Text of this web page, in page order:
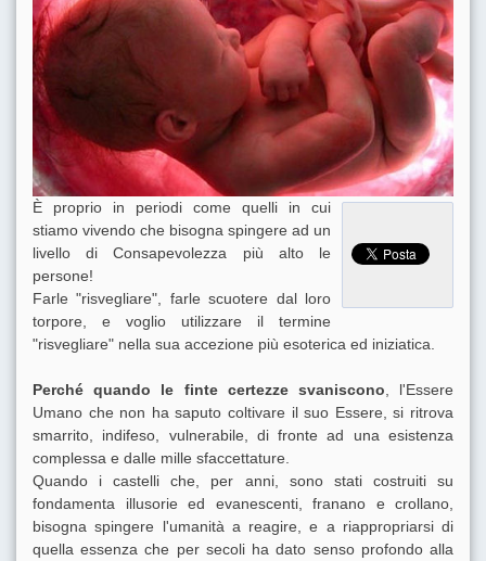
È proprio in periodi come quelli in cui
stiamo vivendo che bisogna spingere ad un
livello di Consapevolezza più alto le
persone!
Farle "risvegliare", farle scuotere dal loro
torpore, e voglio utilizzare il termine
"risvegliare" nella sua accezione più esoterica ed iniziatica.
Perché quando le finte certezze svaniscono , l'Essere
Umano che non ha saputo coltivare il suo Essere, si ritrova
smarrito, indifeso, vulnerabile, di fronte ad una esistenza
complessa e dalle mille sfaccettature.
Quando i castelli che, per anni, sono stati costruiti su
fondamenta illusorie ed evanescenti, franano e crollano,
bisogna spingere l'umanità a reagire, e a riappropriarsi di
quella essenza che per secoli ha dato senso profondo alla